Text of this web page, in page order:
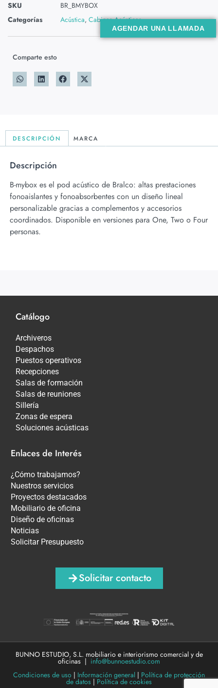
AGENDAR UNA LLAMADA
SKU
BR_BMYBOX
Categorías
Acústica, Cabinas Acústicas
Comparte esto
DESCRIPCIÓN MARCA
Descripción
B-mybox es el pod acústico de Bralco: altas prestaciones
fonoaislantes y fonoabsorbentes con un diseño lineal
personalizable gracias a complementos y accesorios
coordinados. Disponible en versiones para One, Two o Four
personas.
Catálogo
Archiveros
Despachos
Puestos operativos
Recepciones
Salas de formación
Salas de reuniones
Sillería
Zonas de espera
Soluciones acústicas
Enlaces de Interés
¿Cómo trabajamos?
Nuestros servicios
Proyectos destacados
Mobiliario de oficina
Diseño de oficinas
Noticias
Solicitar Presupuesto
Solicitar contacto
BUNNO ESTUDIO, S.L. mobiliario e interiorismo comercial y de
oficinas | info@bunnoestudio.com
Condiciones de uso | Información general | Política de protección
de datos | Política de cookies